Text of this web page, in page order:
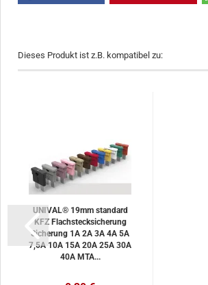
Dieses Produkt ist z.B. kompatibel zu:
UNIVAL® 19mm standard
KFZ Flachstecksicherung
Sicherung 1A 2A 3A 4A 5A
7,5A 10A 15A 20A 25A 30A
40A MTA...